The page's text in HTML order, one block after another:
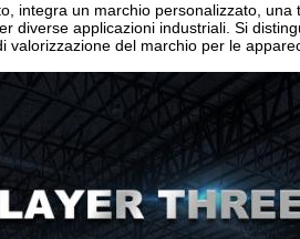
integra un marchio personalizzato,
diverse applicazioni industriali. Si
valorizzazione del marchio per le